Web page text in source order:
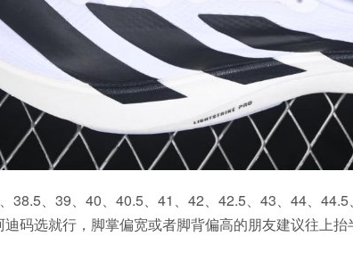
38.5、39、40、40.5、41、42、42.5、43、44、
码选就行，脚掌偏宽或者脚背偏高的朋友建议往上